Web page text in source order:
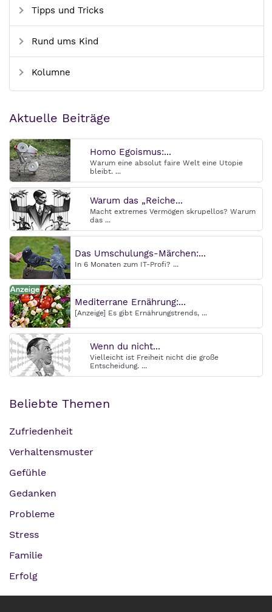
Tipps und Tricks
Rund ums Kind
Kolumne
Aktuelle Beiträge
Homo Egoismus:...
Warum eine absolut faire Welt eine Utopie
bleibt. ...
Warum das „Reiche...
Macht extremes Vermögen skrupellos? Warum
das ...
Das Umschulungs-Märchen:...
In 6 Monaten zum IT-Profi? ...
Mediterrane Ernährung:...
[Anzeige] Es gibt Ernährungstrends, ...
Wenn du nicht...
Vielleicht ist Freiheit nicht die große
Entscheidung. ...
Beliebte Themen
Zufriedenheit
Verhaltensmuster
Gefühle
Gedanken
Probleme
Stress
Familie
Erfolg